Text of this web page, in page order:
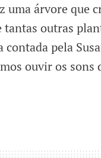
uma árvore que
outras
pela
ouvir os